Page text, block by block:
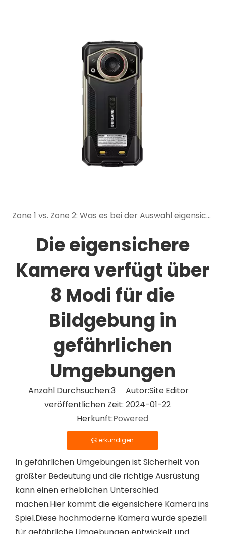
Zone 1 vs. Zone 2: Was es bei der Auswahl eigensicherer mobiler Geräte bedeutet
Die eigensichere
Kamera verfügt über
8 Modi für die
Bildgebung in
gefährlichen
Umgebungen
Anzahl Durchsuchen:3 Autor:Site Editor
veröffentlichen Zeit: 2024-01-22
Herkunft:Powered
erkundigen
In gefährlichen Umgebungen ist Sicherheit von
größter Bedeutung und die richtige Ausrüstung
kann einen erheblichen Unterschied
machen.Hier kommt die eigensichere Kamera ins
Spiel.Diese hochmoderne Kamera wurde speziell